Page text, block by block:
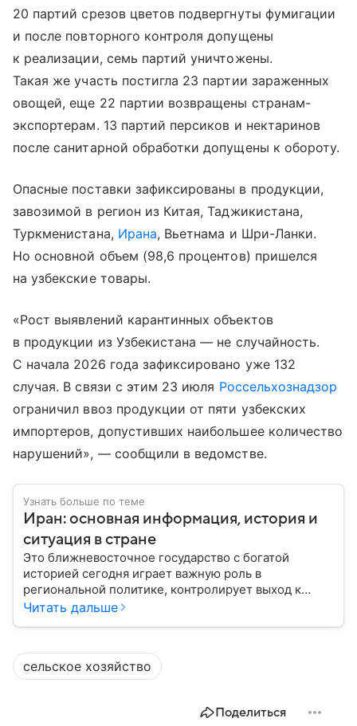
20 партий срезов цветов подвергнуты фумигации
и после повторного контроля допущены
к реализации, семь партий уничтожены.
Такая же участь постигла 23 партии зараженных
овощей, еще 22 партии возвращены странам-
экспортерам. 13 партий персиков и нектаринов
после санитарной обработки допущены к обороту.
Опасные поставки зафиксированы в продукции,
завозимой в регион из Китая, Таджикистана,
Туркменистана, Ирана, Вьетнама и Шри-Ланки.
Но основной объем (98,6 процентов) пришелся
на узбекские товары.
«Рост выявлений карантинных объектов
в продукции из Узбекистана — не случайность.
С начала 2026 года зафиксировано уже 132
случая. В связи с этим 23 июля Россельхознадзор
ограничил ввоз продукции от пяти узбекских
импортеров, допустивших наибольшее количество
нарушений», — сообщили в ведомстве.
Узнать больше по теме
Иран: основная информация, история и
ситуация в стране
Это ближневосточное государство с богатой
историей сегодня играет важную роль в
региональной политике, контролирует выход к
Персидскому заливу и Ормузскому проливу, а также
Читать дальше
сельское хозяйство
Поделиться